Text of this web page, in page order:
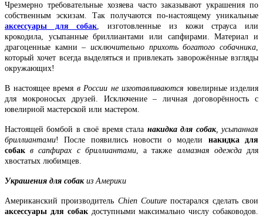
Чрезмерно требовательные хозяева часто заказывают украшения по
собственным эскизам. Так получаются по-настоящему уникальные
аксессуары для собак, изготовленные из кожи страуса или
крокодила, усыпанные бриллиантами или сапфирами. Материал и
драгоценные камни – исключительно прихоть богатого собачника,
который хочет всегда выделяться и привлекать заворожённые взгляды
окружающих!
В настоящее время в России не изготавливаются ювелирные изделия
для мокроносых друзей. Исключение – личная договорённость с
ювелирной мастерской или мастером.
Настоящей бомбой в своё время стала накидка для собак, усыпанная
бриллиантами! После появились новости о модели накидка для
собак в сапфирах с бриллиантами, а также алмазная одеждадля
хвостатых любимцев.
Украшения для собакиз Америки
Американский производитель Chien Couture постарался сделать свои
аксессуары для собакдоступными максимально числу собаководов.